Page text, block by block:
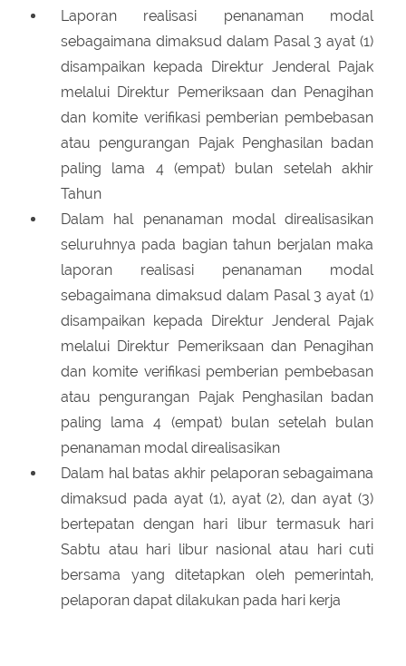
Laporan realisasi penanaman modal
sebagaimana dimaksud dalam Pasal 3 ayat (1)
disampaikan kepada Direktur Jenderal Pajak
melalui Direktur Pemeriksaan dan Penagihan
dan komite verifikasi pemberian pembebasan
atau pengurangan Pajak Penghasilan badan
paling lama 4 (empat) bulan setelah akhir
Tahun
Dalam hal penanaman modal direalisasikan
seluruhnya pada bagian tahun berjalan maka
laporan realisasi penanaman modal
sebagaimana dimaksud dalam Pasal 3 ayat (1)
disampaikan kepada Direktur Jenderal Pajak
melalui Direktur Pemeriksaan dan Penagihan
dan komite verifikasi pemberian pembebasan
atau pengurangan Pajak Penghasilan badan
paling lama 4 (empat) bulan setelah bulan
penanaman modal direalisasikan
Dalam hal batas akhir pelaporan sebagaimana
dimaksud pada ayat (1), ayat (2), dan ayat (3)
bertepatan dengan hari libur termasuk hari
Sabtu atau hari libur nasional atau hari cuti
bersama yang ditetapkan oleh pemerintah,
pelaporan dapat dilakukan pada hari kerja